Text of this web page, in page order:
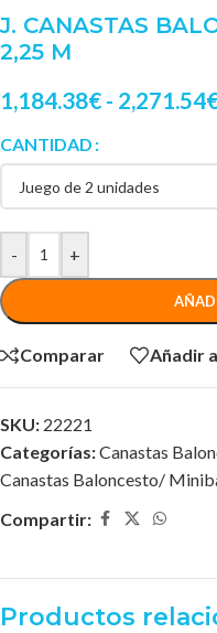
J. CANASTAS
2,25 M
1,184.38€ - 2,271.54
CANTIDAD
- +
Comparar Añadir
SKU: 22221
Categorías:Canastas
Canastas Baloncesto/
Compartir:
Productos